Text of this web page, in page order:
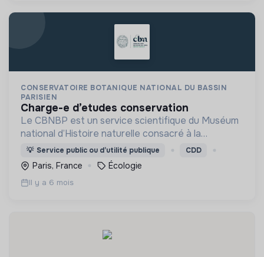
CONSERVATOIRE BOTANIQUE NATIONAL DU BASSIN
PARISIEN
charge-e d’etudes conservation
Le CBNBP est un service scientifique du Muséum
national d’Histoire naturelle consacré à la
connaissance et à la préservation de la
biodiversité végétale sur son territoire
d’agrément.
💡 Service public ou d’utilité publique CDD
Paris, France Écologie
Il y a 6 mois